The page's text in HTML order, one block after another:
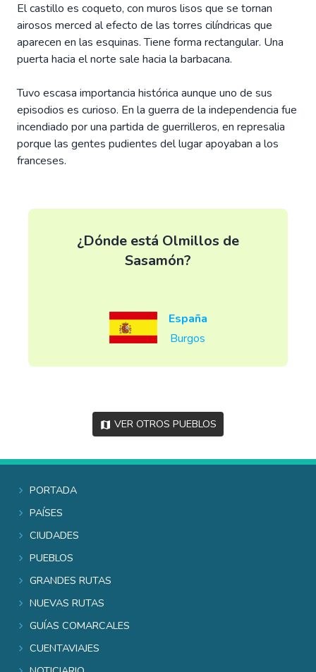
El castillo es coqueto, con muros lisos que se tornan
airosos merced al efecto de las torres cilíndricas que
aparecen en las esquinas. Tiene forma rectangular. Una
puerta hacia el norte sale hacia la barbacana.
Tuvo escasa importancia histórica aunque uno de sus
episodios es curioso. En la guerra de la independencia fue
incendiado por una partida de guerrilleros, en represalia
porque las gentes pudientes del lugar apoyaban a los
franceses.
¿Dónde está Olmillos de
Sasamón?
España
Burgos
Ver otros pueblos
Portada
Países
Ciudades
Pueblos
Grandes rutas
Nuevas rutas
Guías comarcales
Cuentaviajes